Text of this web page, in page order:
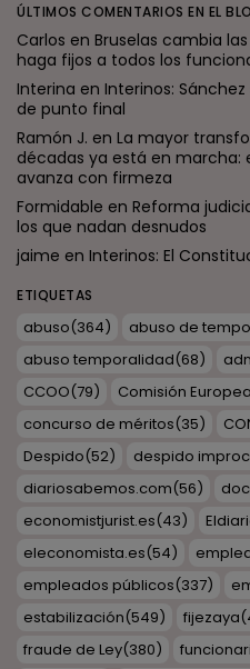
ÚLTIMOS COMENTARIOS EN EL
Carlos en Bruselas cambia
haga fijos a todos los
Interina en Interinos:
de punto final
Ramón J. en La mayor
décadas ya está en marcha:
avanza con firmeza
Formidable en Reforma
los que nadan desnudos
jaime en Interinos: El
ETIQUETAS
abuso(364) abuso de
abuso temporalidad(68)
CCOO(79) Comisión Europea
concurso de méritos(35)
Despido(52) despido
diariosabemos.com(56)
economistjurist.es(43)
eleconomista.es(54)
empleados públicos(337)
estabilización(549) fijezaya
fraude de Ley(380)